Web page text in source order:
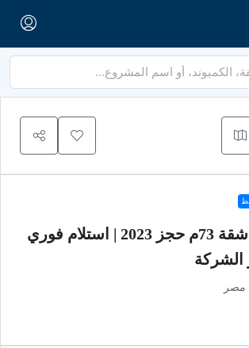
للبيع بمدينتي شقة 73م حجز 2023 | استلام فوري
مصر